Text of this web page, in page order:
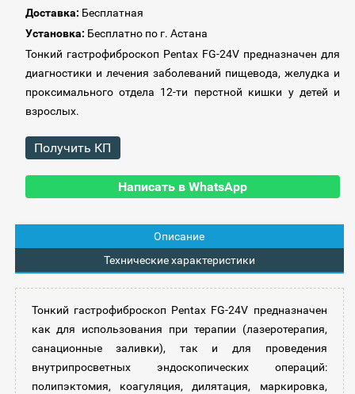
Доставка: Бесплатная
Установка: Бесплатно по г. Астана
Тонкий гастрофиброскоп Pentax FG-24V предназначен для
диагностики и лечения заболеваний пищевода, желудка и
проксимального отдела 12-ти перстной кишки у детей и
взрослых.
Получить КП
Написать в WhatsApp
Описание
Технические характеристики
Тонкий гастрофиброскоп Pentax FG-24V предназначен
как для использования при терапии (лазеротерапия,
санационные заливки), так и для проведения
внутрипросветных эндоскопических операций:
полипэктомия, коагуляция, дилятация, маркировка,